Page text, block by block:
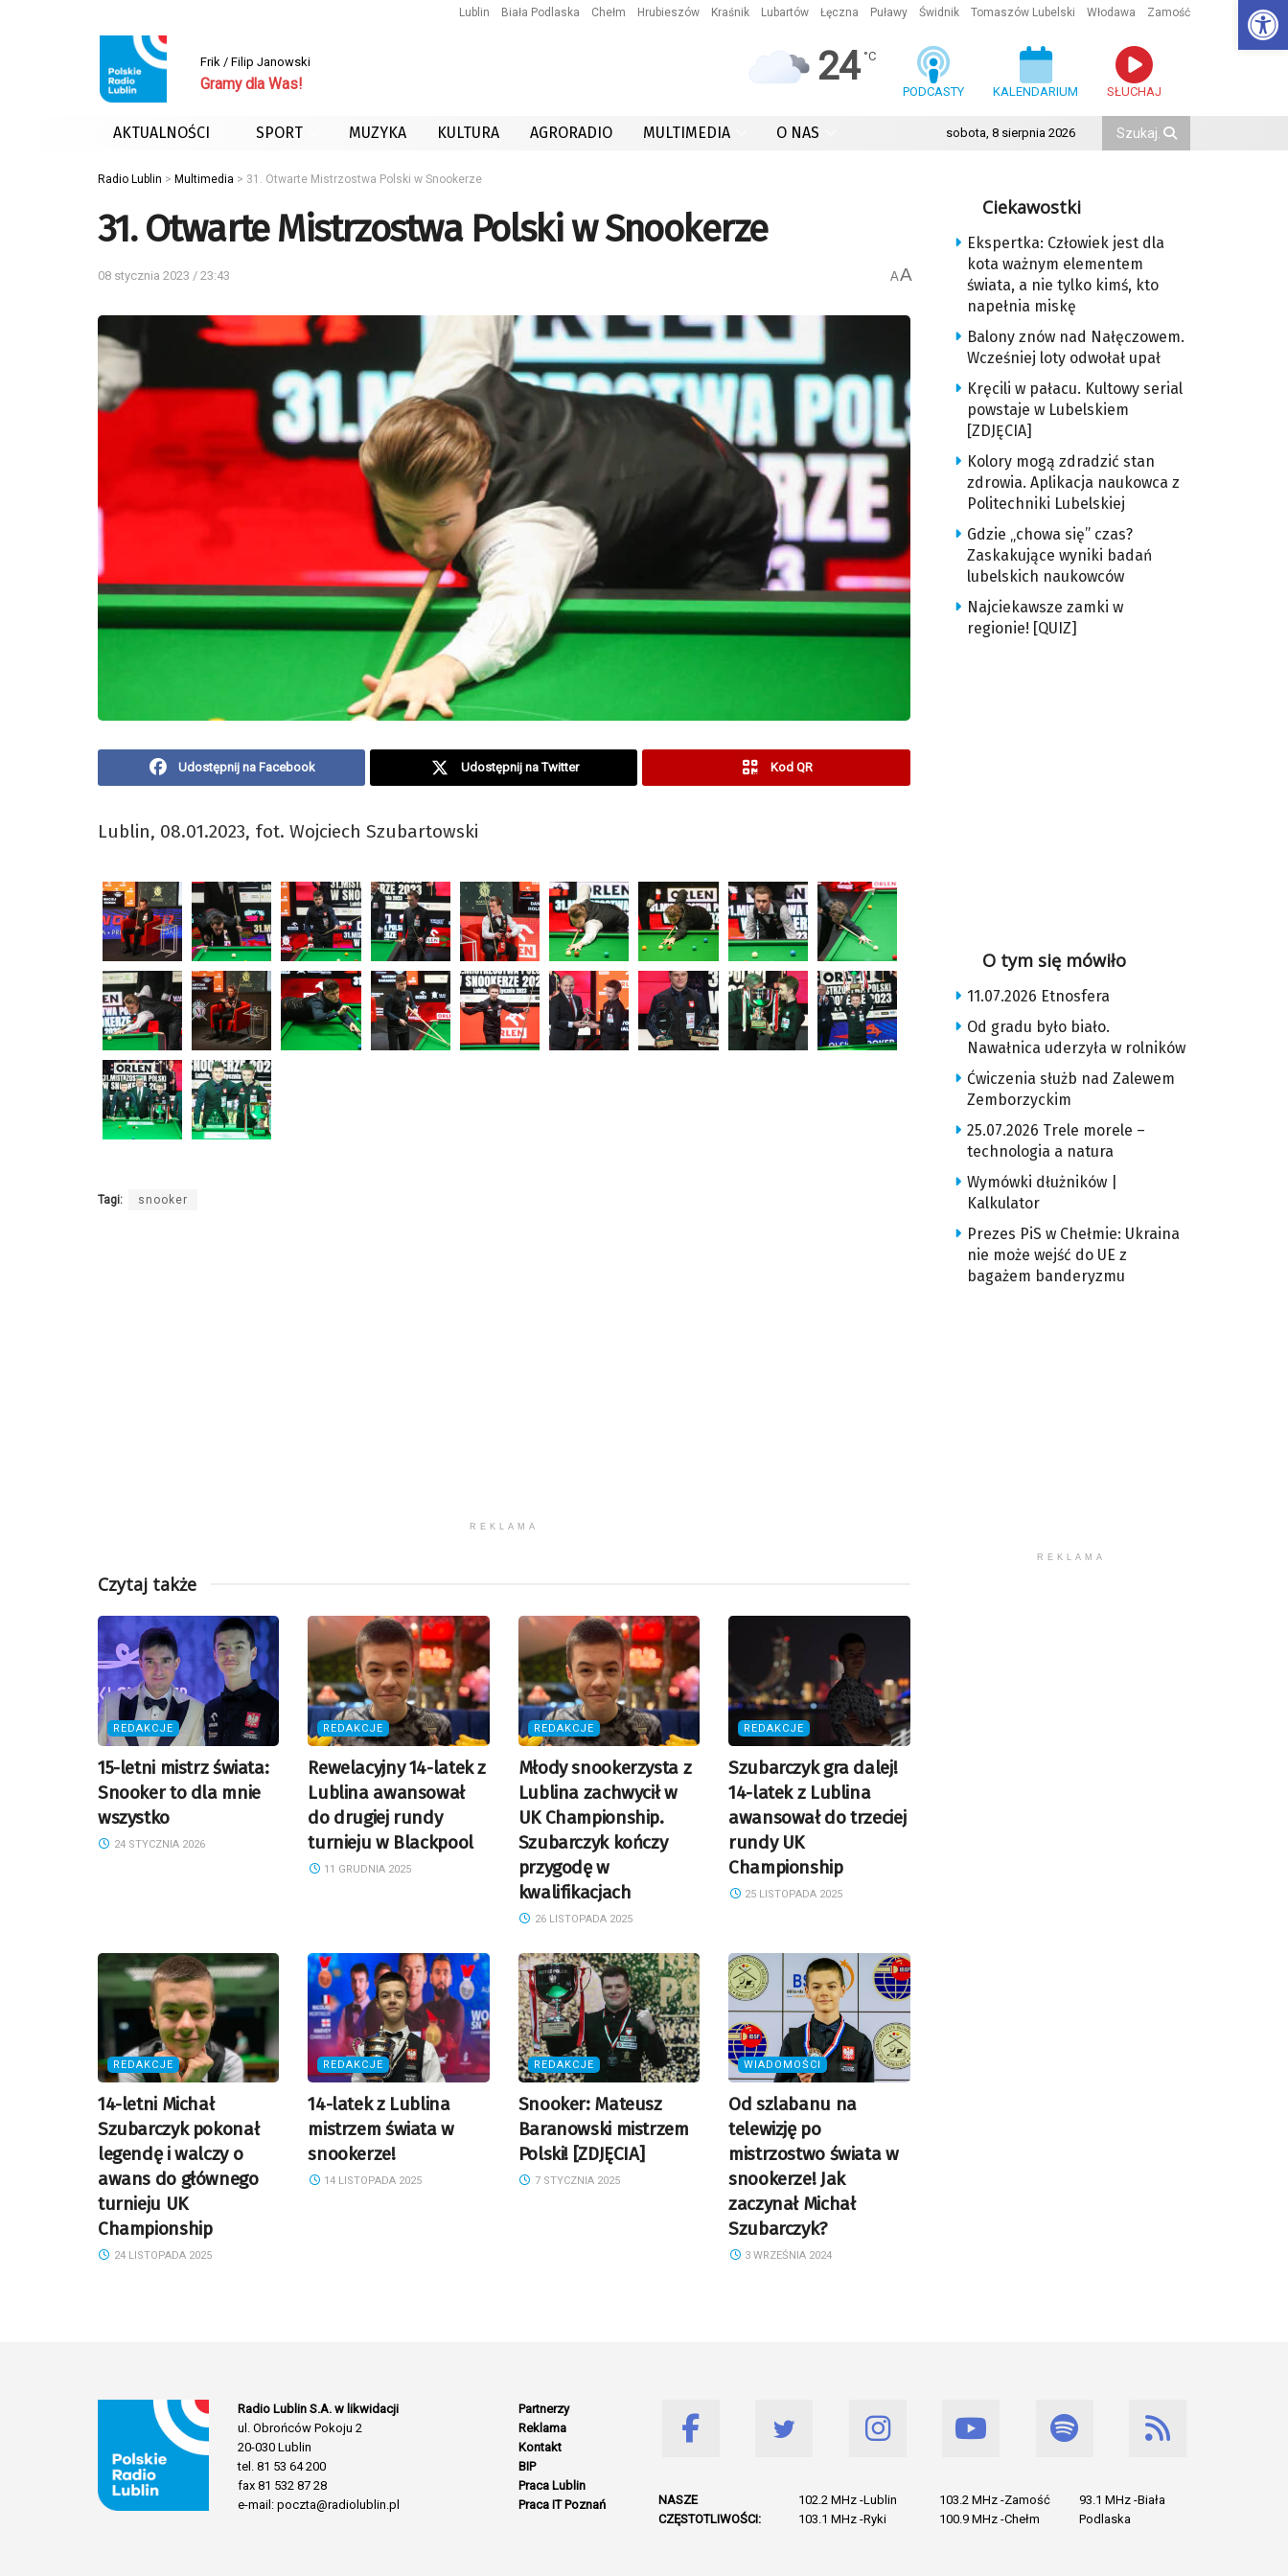
Lublin Biała Podlaska Chełm Hrubieszów Kraśnik Lubartów Łęczna Puławy Świdnik Tomaszów Lubelski Włodawa Zamość
Frik / Filip Janowski
Gramy dla Was! 24 °C
PODCASTY KALENDARIUM SŁUCHAJ
AKTUALNOŚCI SPORT MUZYKA KULTURA AGRORADIO MULTIMEDIA O NAS sobota, 8 sierpnia 2026
Radio Lublin > Multimedia > 31. Otwarte Mistrzostwa Polski w Snookerze
31. Otwarte Mistrzostwa Polski w Snookerze
08 stycznia 2023 / 23:43 AA
Udostępnij na Facebook Udostępnij na Twitter Kod QR
Lublin, 08.01.2023, fot. Wojciech Szubartowski
Tagi: snooker
REKLAMA
Czytaj także
REDAKCJE
15-letni mistrz świata:
Snooker to dla mnie
wszystko
24 STYCZNIA 2026
REDAKCJE
Rewelacyjny 14-latek z
Lublina awansował
do drugiej rundy
turnieju w Blackpool
11 GRUDNIA 2025
REDAKCJE
Młody snookerzysta z
Lublina zachwycił w
UK Championship.
Szubarczyk kończy
przygodę w
kwalifikacjach
26 LISTOPADA 2025
REDAKCJE
Szubarczyk gra dalej!
14-latek z Lublina
awansował do trzeciej
rundy UK
Championship
25 LISTOPADA 2025
REDAKCJE
14-letni Michał
Szubarczyk pokonał
legendę i walczy o
awans do głównego
turnieju UK
Championship
24 LISTOPADA 2025
REDAKCJE
14-latek z Lublina
mistrzem świata w
snookerze!
14 LISTOPADA 2025
REDAKCJE
Snooker: Mateusz
Baranowski mistrzem
Polski! [ZDJĘCIA]
7 STYCZNIA 2025
WIADOMOŚCI
Od szlabanu na
telewizję po
mistrzostwo świata w
snookerze! Jak
zaczynał Michał
Szubarczyk?
3 WRZEŚNIA 2024
Ciekawostki
Ekspertka: Człowiek jest dla
kota ważnym elementem
świata, a nie tylko kimś, kto
napełnia miskę
Balony znów nad Nałęczowem.
Wcześniej loty odwołał upał
Kręcili w pałacu. Kultowy serial
powstaje w Lubelskiem
[ZDJĘCIA]
Kolory mogą zdradzić stan
zdrowia. Aplikacja naukowca z
Politechniki Lubelskiej
Gdzie „chowa się” czas?
Zaskakujące wyniki badań
lubelskich naukowców
Najciekawsze zamki w
regionie! [QUIZ]
O tym się mówiło
11.07.2026 Etnosfera
Od gradu było biało.
Nawałnica uderzyła w rolników
Ćwiczenia służb nad Zalewem
Zemborzyckim
25.07.2026 Trele morele –
technologia a natura
Wymówki dłużników |
Kalkulator
Prezes PiS w Chełmie: Ukraina
nie może wejść do UE z
bagażem banderyzmu
REKLAMA
Radio Lublin S.A. w likwidacji
ul. Obrońców Pokoju 2
20-030 Lublin
tel. 81 53 64 200
fax 81 532 87 28
e-mail: poczta@radiolublin.pl
Partnerzy
Reklama
Kontakt
BIP
Praca Lublin
Praca IT Poznań
NASZE
CZĘSTOTLIWOŚCI:
102.2 MHz -Lublin
103.1 MHz -Ryki
103.2 MHz -Zamość
100.9 MHz -Chełm
93.1 MHz -Biała
Podlaska